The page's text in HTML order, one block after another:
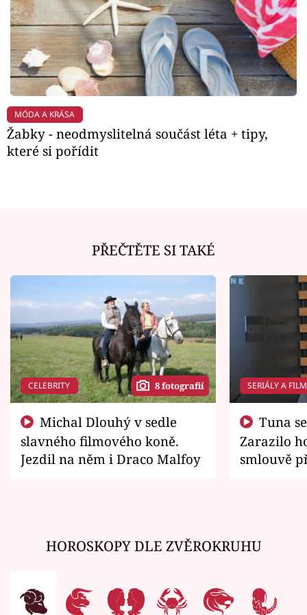
MÓDA A KRÁSA
Žabky - neodmyslitelná součást léta + tipy,
které si pořídit
PŘEČTĚTE SI TAKÉ
CELEBRITY 8 fotografií
slavného filmového koně.
Jezdil na něm i Draco Malfoy
SERIÁLY A
Zarazilo
smlouvě
HOROSKOPY DLE ZVĚROKRUHU